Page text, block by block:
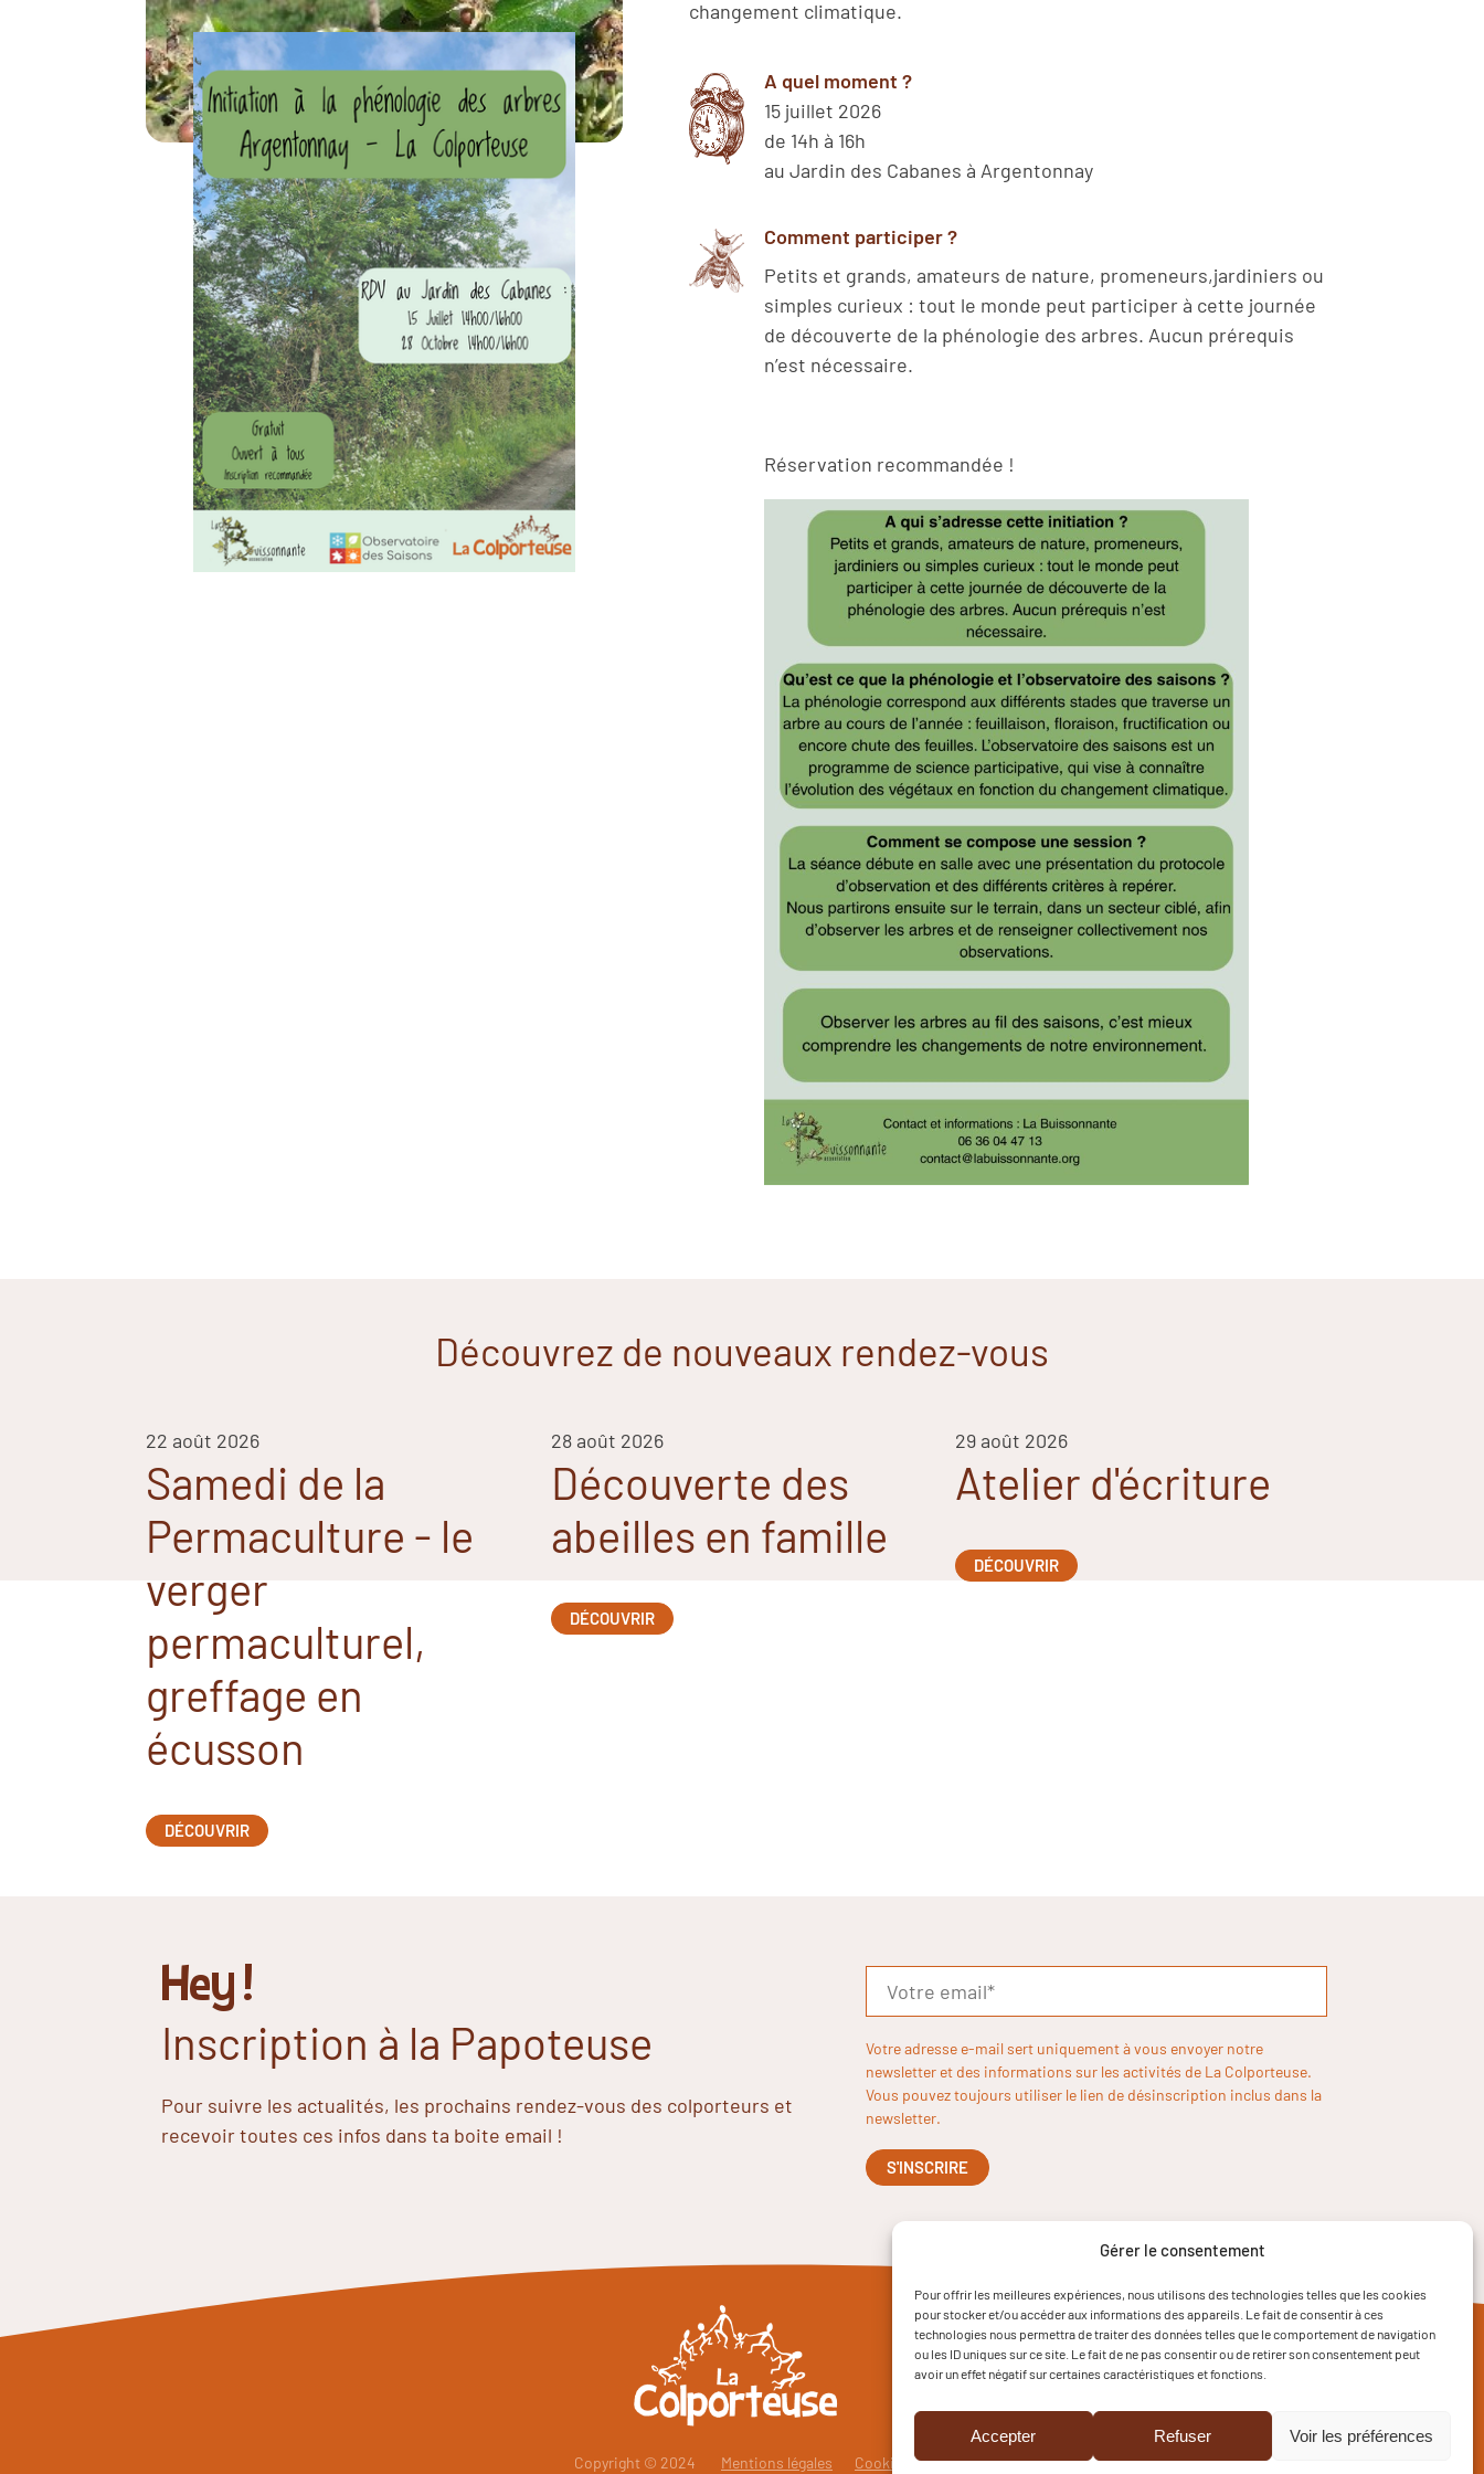
Gérer le consentement
Pour offrir les meilleures expériences, nous utilisons des technologies telles que les cookies
pour stocker et/ou accéder aux informations des appareils. Le fait de consentir à ces
technologies nous permettra de traiter des données telles que le comportement de navigation
ou les ID uniques sur ce site. Le fait de ne pas consentir ou de retirer son consentement peut
avoir un effet négatif sur certaines caractéristiques et fonctions.
Accepter Refuser Voir les préférences
changement climatique.
A quel moment ?
15 juillet 2026
de 14h à 16h
au Jardin des Cabanes à Argentonnay
Comment participer ?
Petits et grands, amateurs de nature, promeneurs,jardiniers ou
simples curieux : tout le monde peut participer à cette journée
de découverte de la phénologie des arbres. Aucun prérequis
n’est nécessaire.
Réservation recommandée !
Découvrez de nouveaux rendez-vous
22 août 2026
Samedi de la
Permaculture - le
verger
permaculturel,
greffage en
écusson
DÉCOUVRIR
28 août 2026
Découverte des
abeilles en famille
DÉCOUVRIR
29 août 2026
Atelier d'écriture
DÉCOUVRIR
Hey !
Inscription à la Papoteuse
Pour suivre les actualités, les prochains rendez-vous des colporteurs et
recevoir toutes ces infos dans ta boite email !
Votre adresse e-mail sert uniquement à vous envoyer notre
newsletter et des informations sur les activités de La Colporteuse.
Vous pouvez toujours utiliser le lien de désinscription inclus dans la
newsletter.
Copyright © 2024 Mentions légales Cookies